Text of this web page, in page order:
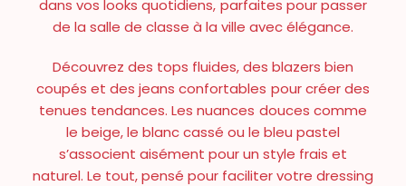
dans vos looks quotidiens, parfaites pour passer
de la salle de classe à la ville avec élégance.
Découvrez des tops fluides, des blazers bien
coupés et des jeans confortables pour créer des
tenues tendances. Les nuances douces comme
le beige, le blanc cassé ou le bleu pastel
s’associent aisément pour un style frais et
naturel. Le tout, pensé pour faciliter votre dressing